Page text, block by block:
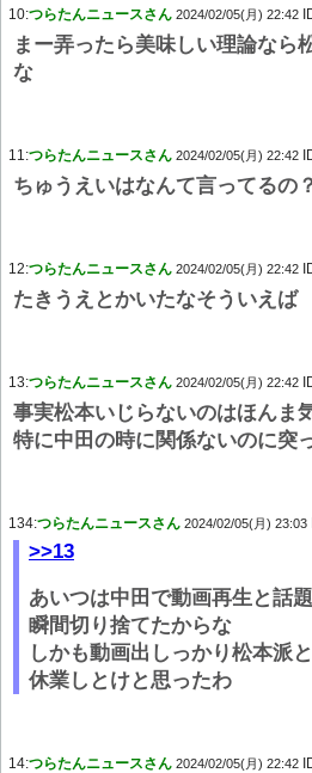
10:つらたんニュースさん 2024/02/05(月) 22:42
まー弄ったら美味しい理論なら
な
11:つらたんニュースさん 2024/02/05(月) 22:42
ちゅうえいはなんて言ってるの？
12:つらたんニュースさん 2024/02/05(月) 22:42
たきうえとかいたなそういえば
13:つらたんニュースさん 2024/02/05(月) 22:42
事実松本いじらないのはほんま
特に中田の時に関係ないのに突
134:つらたんニュースさん 2024/02/05(月) 23:03
>>13
あいつは中田で動画再生と話
瞬間切り捨てたからな
しかも動画出しっかり松本派
休業しとけと思ったわ
14:つらたんニュースさん 2024/02/05(月) 22:42